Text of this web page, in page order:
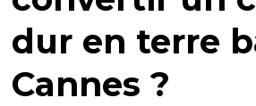
dur en terre
Cannes ?